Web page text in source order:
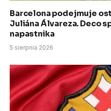
Barcelona podejmuje
Juliána Álvareza. Deco
napastnika
5 sierpnia 2026